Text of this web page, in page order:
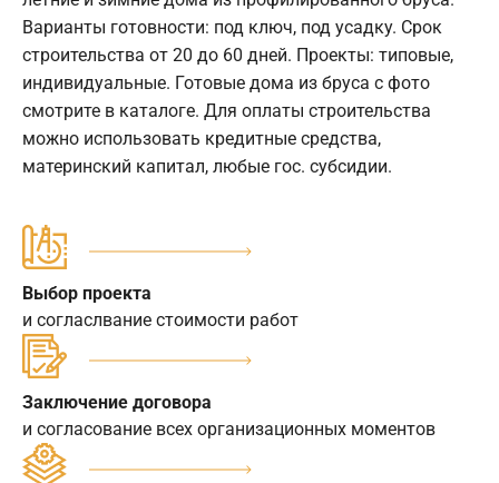
Варианты готовности: под ключ, под усадку. Срок
строительства от 20 до 60 дней. Проекты: типовые,
индивидуальные. Готовые дома из бруса с фото
смотрите в каталоге. Для оплаты строительства
можно использовать кредитные средства,
материнский капитал, любые гос. субсидии.
Выбор проекта
и согласлвание стоимости работ
Заключение договора
и согласование всех организационных моментов